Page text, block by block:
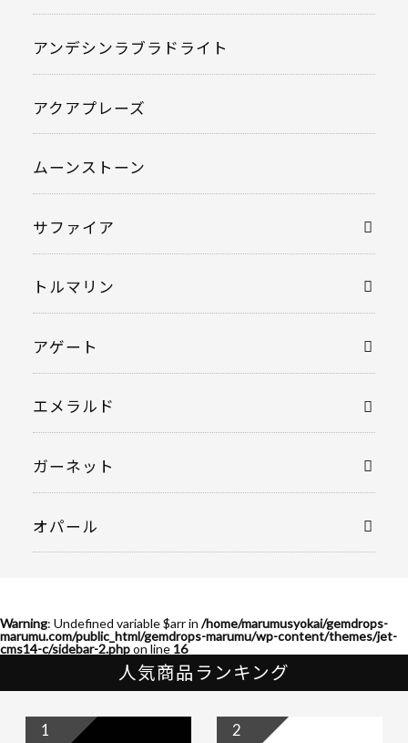
アンデシンラブラドライト
アクアプレーズ
ムーンストーン
サファイア
トルマリン
アゲート
エメラルド
ガーネット
オパール
Warning: Undefined variable $arr in /home/marumusyokai/gemdrops-
marumu.com/public_html/gemdrops-marumu/wp-content/themes/jet-
cms14-c/sidebar-2.phpon line 16
人気商品ランキング
1 2